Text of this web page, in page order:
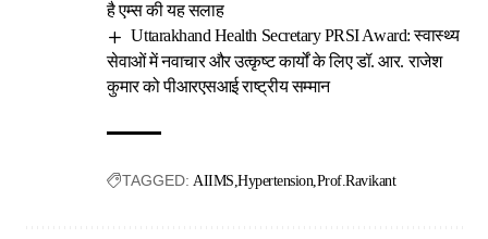
है एम्स की यह सलाह
Uttarakhand Health Secretary PRSI Award: स्वास्थ्य
सेवाओं में नवाचार और उत्कृष्ट कार्यों के लिए डॉ. आर. राजेश
कुमार को पीआरएसआई राष्ट्रीय सम्मान
TAGGED: AIIMS Hypertension Prof.Ravikant